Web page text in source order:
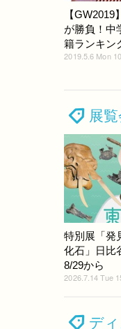
【
が勝負！中
籍ランキン
2019.5.6 Mon
展覧
特別展「発
化石」日比
8/29から
2026.7.14 Tue
デ